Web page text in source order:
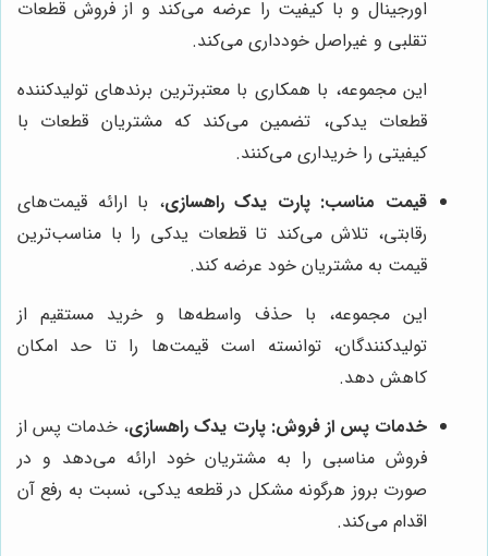
اورجینال و با کیفیت را عرضه می‌کند و از فروش قطعات
تقلبی و غیراصل خودداری می‌کند.
این مجموعه، با همکاری با معتبرترین برندهای تولیدکننده
قطعات یدکی، تضمین می‌کند که مشتریان قطعات با
کیفیتی را خریداری می‌کنند.
قیمت مناسب: پارت یدک راهسازی، با ارائه قیمت‌های
رقابتی، تلاش می‌کند تا قطعات یدکی را با مناسب‌ترین
قیمت به مشتریان خود عرضه کند.
این مجموعه، با حذف واسطه‌ها و خرید مستقیم از
تولیدکنندگان، توانسته است قیمت‌ها را تا حد امکان
کاهش دهد.
خدمات پس از فروش: پارت یدک راهسازی، خدمات پس از
فروش مناسبی را به مشتریان خود ارائه می‌دهد و در
صورت بروز هرگونه مشکل در قطعه یدکی، نسبت به رفع آن
اقدام می‌کند.